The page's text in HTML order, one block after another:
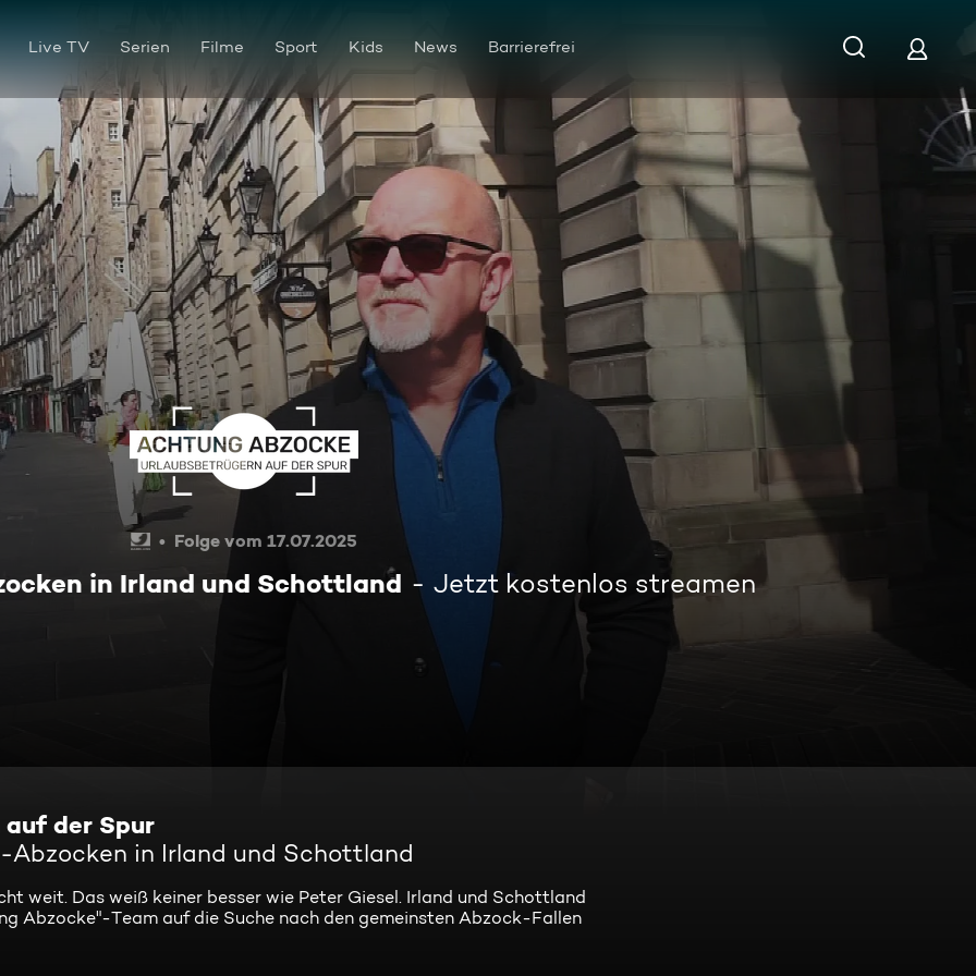
Live TV Serien Filme Sport Kids News Barrierefrei
Ripped off: Insel-Abzocken in Irland und Schottland
Folge vom 17.07.2025
in Irland und Schottland Jetzt kostenlos streamen
der Spur
Abzocken in Irland und Schottland
weit. Das weiß keiner besser wie Peter Giesel. Irland und Schottland
Abzocke"-Team auf die Suche nach den gemeinsten Abzock-Fallen